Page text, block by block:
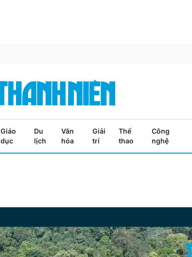
Giáo
dục
Du
lịch
Văn
hóa
Giải
trí
Thể
thao
Công
nghệ